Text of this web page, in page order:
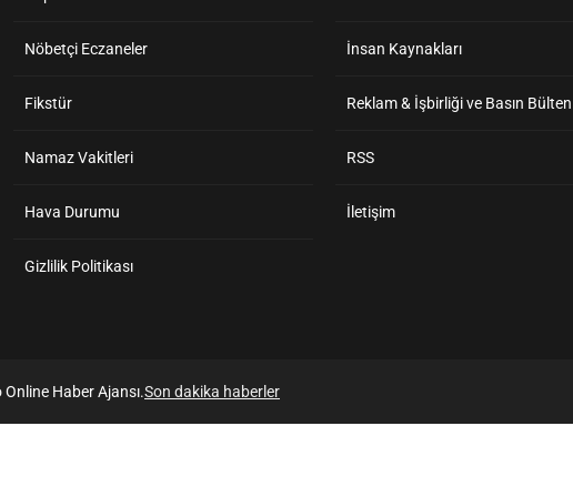
Nöbetçi Eczaneler
Fikstür
Namaz Vakitleri
Hava Durumu
Gizlilik Politikası
İnsan Kaynakları
Reklam & İşbirliği ve Basın
RSS
İletişim
Haber Ajansı.Son dakika haberler